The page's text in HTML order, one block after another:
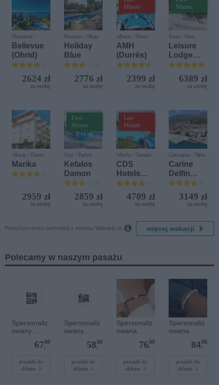
Macedonia /
Ochryda
Bellevue
(Ohrid)
2624 zł
za osobę
Rumunia / Olimp
Holiday
Blue
2776 zł
za osobę
Minute
Albania / Durres
AMH
(Durrës)
2399 zł
za osobę
Minute
Kenia / Diani
Leisure
Lodge
Beach &
Golf
Resort by
Diamonds
6389 zł
za osobę
Albania / Durres
Marika
2959 zł
za osobę
First
Minute
Cypr / Paphos
Kefalos
Damon
2859 zł
za osobę
Last
Minute
Włochy / Terrasini
CDS
Hotels
Terrasini
(ex. Citta
del Mare)
4709 zł
za osobę
Czarnogóra / Bijela
Carine
Delfin
Bijela (ex.
Iberostar
Bijela
3149 zł
za osobę
Powyższe treści pochodzą z serwisu Wakacje.pl.  więcej wakacji
Polecamy w naszym pasażu
Spersonaliz
owany
plakat - 40 x
67,
00
przejdź do
sklepu
Spersonaliz
owany
plakat - 30 x
58,
00
przejdź do
sklepu
Spersonaliz
owana
bransoletka
sznurkowa -
Srebrne
serce
76,
00
przejdź do
sklepu
Spersonaliz
owana
bransoletka
szlachetnym
i - Szary - M
84,
00
przejdź do
sklepu